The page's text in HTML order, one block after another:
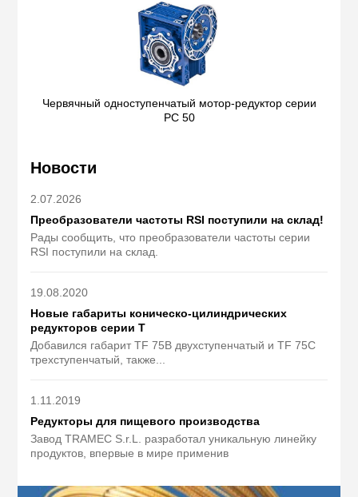
Новости
2.07.2026
Преобразователи частоты RSI поступили на склад!
Рады сообщить, что преобразователи частоты серии
RSI поступили на склад.
19.08.2020
Новые габариты коническо-цилиндрических
редукторов серии Т
Добавился габарит TF 75B двухступенчатый и TF 75C
трехступенчатый, также...
1.11.2019
Редукторы для пищевого производства
Завод TRAMEC S.r.L. разработал уникальную линейку
продуктов, впервые в мире применив
Червячный одноступенчатый мотор-редуктор серии
PC 50